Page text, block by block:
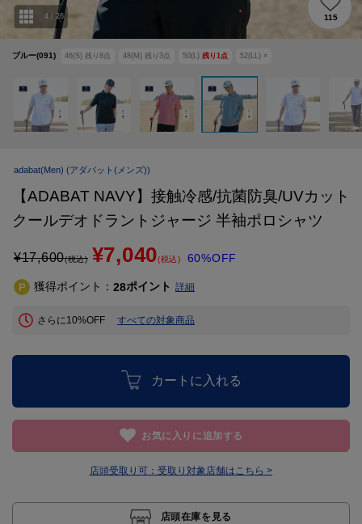
ブルー(091) 46(S) 残り 8点 48(M) 残り 3点 50(L) 残り 1 点 52(LL) ×
4 / 26 115
adabat(Men) (アダバット(メンズ))
【ADABAT NAVY】接触冷感/抗菌防臭/UVカット
クールデオドラントジャージ 半袖ポロシャツ
¥17,600(税込) ¥7,040(税込) 60%OFF
獲得ポイント： 28ポイント 詳細
さらに10%OFF すべての対象商品
カートに入れる
お気に入りに追加する
店頭受取り可： 受取り対象店舗はこちら >
店頭在庫を見る